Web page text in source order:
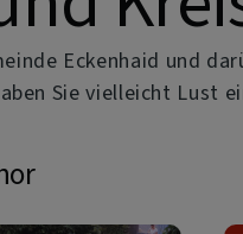
Eckenhaid und
Sie vielleicht Lust